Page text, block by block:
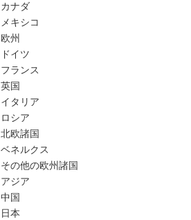
カナダ
メキシコ
欧州
ドイツ
フランス
英国
イタリア
ロシア
北欧諸国
ベネルクス
その他の欧州諸国
アジア
中国
日本